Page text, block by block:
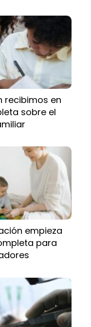
recibimos en
sobre el
empieza
para